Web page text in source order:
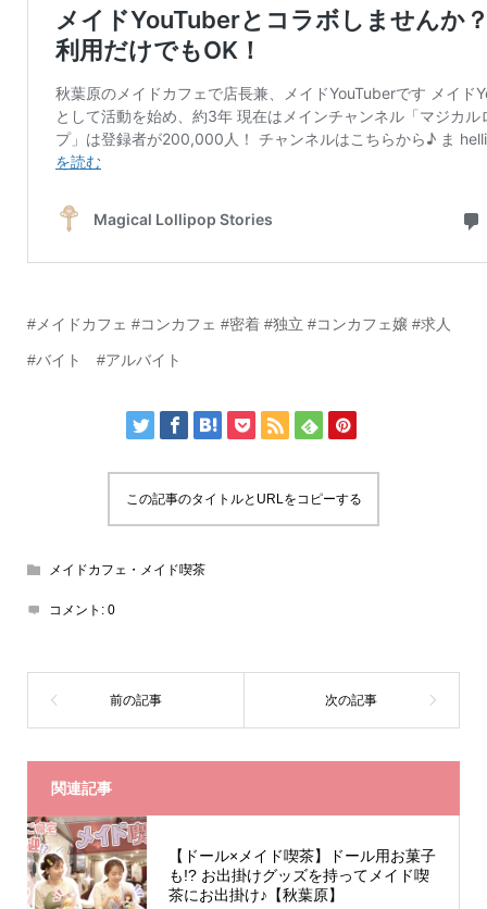
#メイドカフェ #コンカフェ #密着 #独立 #コンカフェ嬢 #求人
#バイト #アルバイト
この記事のタイトルとURLをコピーする
メイドカフェ・メイド喫茶
コメント: 0
関連記事
【ドール×メイド喫茶】ドール用お菓子
も!? お出掛けグッズを持ってメイド喫
茶にお出掛け♪【秋葉原】